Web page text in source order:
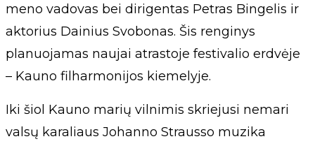
meno vadovas bei dirigentas Petras Bingelis ir
aktorius Dainius Svobonas. Šis renginys
planuojamas naujai atrastoje festivalio erdvėje
– Kauno filharmonijos kiemelyje.
Iki šiol Kauno marių vilnimis skriejusi nemari
valsų karaliaus Johanno Strausso muzika